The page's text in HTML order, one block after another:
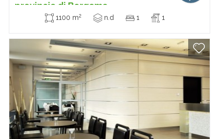
provincia di Bergamo
1100 m2 n.d 1 1